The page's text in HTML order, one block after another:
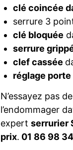
clé coincée
serrure 3
clé bloquée
serrure
clef cassée
réglage porte
N’essayez pas
l’endommager
expert serrurier
prix. 01 86 98